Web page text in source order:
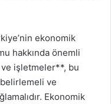
ekonomik
hakkında önemli
ve işletmeler**, bu
ve
Ekonomik